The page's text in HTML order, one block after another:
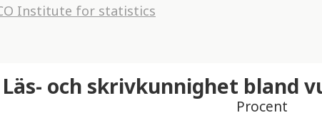
Institute for statistics
Läs- och skrivkunnighet bland
Procent